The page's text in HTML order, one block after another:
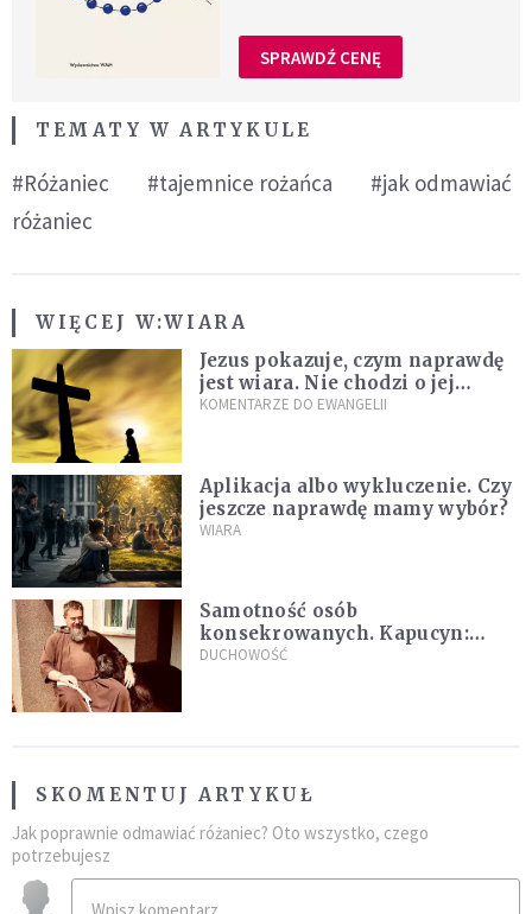
SPRAWDŹ CENĘ
TEMATY W ARTYKULE
#Różaniec #tajemnice rożańca
#jak odmawiać
różaniec
WIĘCEJ W:WIARA
Jezus pokazuje, czym naprawdę
jest wiara. Nie chodzi o jej
wielkość
KOMENTARZE DO EWANGELII
Aplikacja albo wykluczenie. Czy
jeszcze naprawdę mamy wybór?
WIARA
Samotność osób
konsekrowanych. Kapucyn:
Życie w pojedynkę rzadko jest
DUCHOWOŚĆ
SKOMENTUJ ARTYKUŁ
Jak poprawnie odmawiać różaniec? Oto wszystko, czego
potrzebujesz